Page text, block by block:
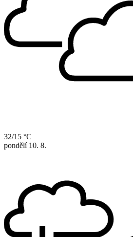
32/15 °C
pondělí 10. 8.